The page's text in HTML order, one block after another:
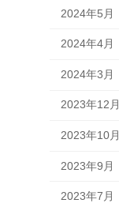
2024年5月
2024年4月
2024年3月
2023年12月
2023年10月
2023年9月
2023年7月